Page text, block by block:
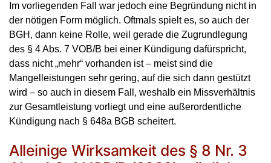
Im vorliegenden Fall war jedoch eine Begründung nicht in
der nötigen Form möglich. Oftmals spielt es, so auch der
BGH, dann keine Rolle, weil gerade die Zugrundlegung
des § 4 Abs. 7 VOB/B bei einer Kündigung dafürspricht,
dass nicht „mehr“ vorhanden ist – meist sind die
Mangelleistungen sehr gering, auf die sich dann gestützt
wird – so auch in diesem Fall, weshalb ein Missverhältnis
zur Gesamtleistung vorliegt und eine außerordentliche
Kündigung nach § 648a BGB scheitert.
Alleinige Wirksamkeit des § 8 Nr. 3